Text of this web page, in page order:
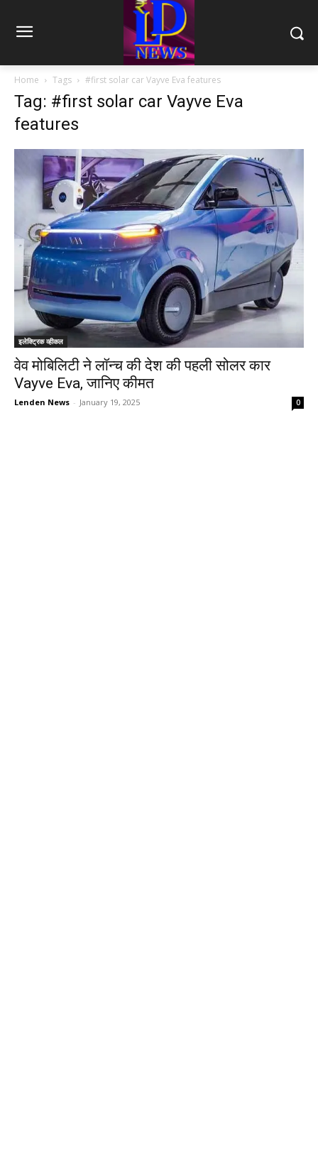
Home Tags #first solar car Vayve Eva features
Tag: #first solar car Vayve Eva
features
इलेक्ट्रिक व्हीकल
वेव मोबिलिटी ने लॉन्च की देश की पहली सोलर कार
Vayve Eva, जानिए कीमत
Lenden News - January 19, 2025 0